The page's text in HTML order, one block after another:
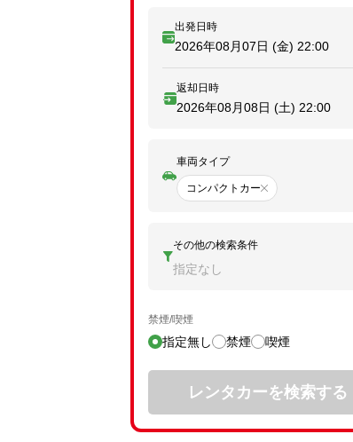
出発日時
2026年08月07日 (金) 22:00
返却日時
2026年08月08日 (土) 22:00
車両タイプ
コンパクトカー
その他の検索条件
指定なし
禁煙/喫煙
指定無し 禁煙 喫煙
レンタカーを検索する